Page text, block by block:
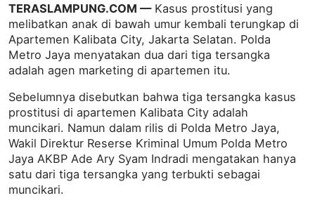
TERASLAMPUNG.COM —Kasus prostitusi yang
melibatkan anak di bawah umur kembali terungkap di
Apartemen Kalibata City, Jakarta Selatan. Polda
Metro Jaya menyatakan dua dari tiga tersangka
adalah agen marketing di apartemen itu.
Sebelumnya disebutkan bahwa tiga tersangka kasus
prostitusi di apartemen Kalibata City adalah
muncikari. Namun dalam rilis di Polda Metro Jaya,
Wakil Direktur Reserse Kriminal Umum Polda Metro
Jaya AKBP Ade Ary Syam Indradi mengatakan hanya
satu dari tiga tersangka yang terbukti sebagai
muncikari.